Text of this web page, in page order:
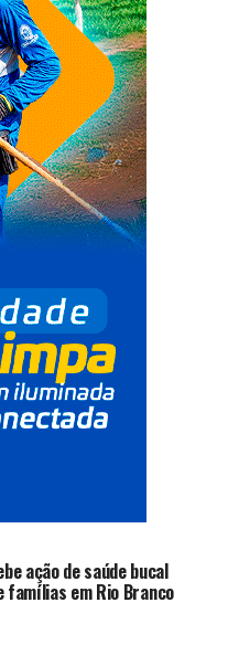
ação de saúde bucal
famílias em Rio Branco